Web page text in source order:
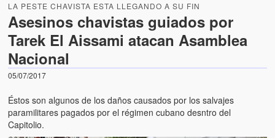
Home
¡Bienvenido!
Blog. (Todos Unidos por Venezuela welcomes you to our Blog)
Acerca de este blog (About this Blog)
LA PESTE CHAVISTA ESTA LLEGANDO A SU FIN
Asesinos chavistas guiados por
Tarek El Aissami atacan Asamblea
Nacional
05/07/2017
Éstos son algunos de los daños causados por los salvajes
paramilitares pagados por el régimen cubano desntro del
Capitolio.